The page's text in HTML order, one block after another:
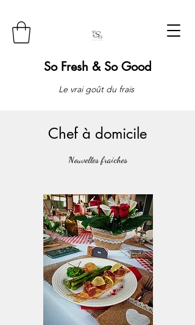
So Fresh & So Good
Le vrai goût du frais
Chef à domicile
Nouvelles fraiches